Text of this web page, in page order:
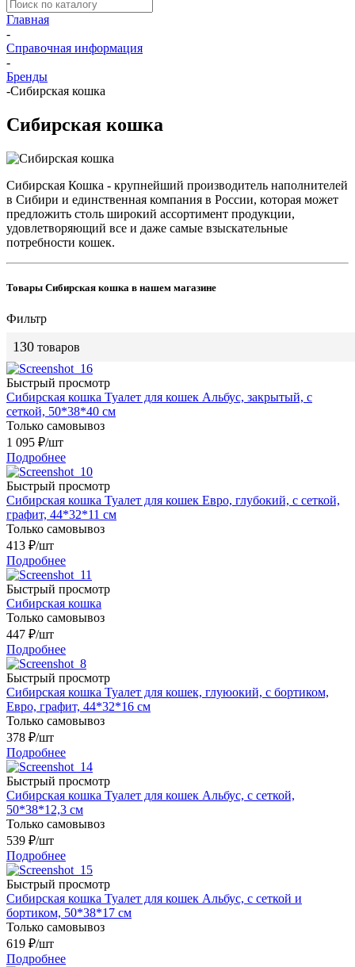
Главная
-
Справочная информация
-
Бренды
-Сибирская кошка
Сибирская кошка
Сибирская Кошка - крупнейший производитель наполнителей
в Сибири и единственная компания в России, которая может
предложить столь широкий ассортимент продукции,
удовлетворяющий все и даже самые взыскательные
потребности кошек.
Товары Сибирская кошка в нашем магазине
Фильтр
130 товаров
Быстрый просмотр
Сибирская кошка Туалет для кошек Альбус, закрытый, с
сеткой, 50*38*40 см
Только самовывоз
1 095 ₽/шт
Подробнее
Быстрый просмотр
Сибирская кошка Туалет для кошек Евро, глубокий, с сеткой,
графит, 44*32*11 см
Только самовывоз
413 ₽/шт
Подробнее
Быстрый просмотр
Сибирская кошка
Только самовывоз
447 ₽/шт
Подробнее
Быстрый просмотр
Сибирская кошка Туалет для кошек, глуюокий, с бортиком,
Евро, графит, 44*32*16 см
Только самовывоз
378 ₽/шт
Подробнее
Быстрый просмотр
Сибирская кошка Туалет для кошек Альбус, с сеткой,
50*38*12,3 см
Только самовывоз
539 ₽/шт
Подробнее
Быстрый просмотр
Сибирская кошка Туалет для кошек Альбус, с сеткой и
бортиком, 50*38*17 см
Только самовывоз
619 ₽/шт
Подробнее